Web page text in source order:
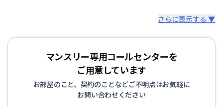
掛け布団、枕、枕カバー、シーツ、毛布、バスタオ
ル、バスマット、フェイスタオル
布団も追加可能です。
その他、調理器具セット、生活用品セット、お掃除セ
ットなどをオプションでご用意しています。
さらに表示する ▼
マンスリー専用コールセンターを
ご用意しています
お部屋のこと、契約のことなどご不明点はお気軽に
お問い合わせください